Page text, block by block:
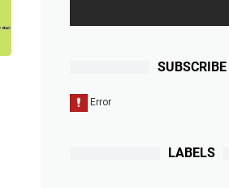
SUBSCRIBE
LABELS